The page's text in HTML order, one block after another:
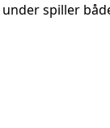
spiller